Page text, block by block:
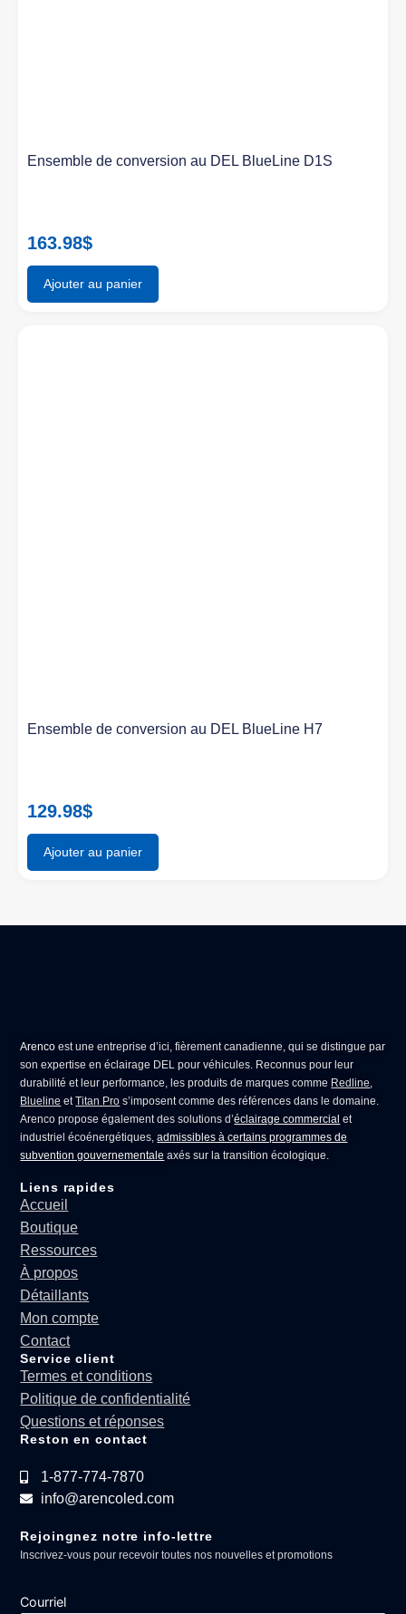
Ensemble de conversion au DEL BlueLine D1S
163.98$
Ajouter au panier
Ensemble de conversion au DEL BlueLine H7
129.98$
Ajouter au panier
Arenco est une entreprise d’ici, fièrement canadienne, qui se distingue par
son expertise enéclairage DEL pour véhicules. Reconnus pour leur
durabilité et leur performance, les produits de marques comme Redline,
Blueline etTitan Pro s’imposent comme des références dans le domaine.
Arenco propose également des solutions d’éclairage commercial et
industriel écoénergétiques,admissibles à certains programmes de
subvention gouvernementale axés sur la transition écologique.
Liens rapides
Accueil
Boutique
Ressources
À propos
Détaillants
Mon compte
Contact
Service client
Termes et conditions
Politique de confidentialité
Questions et réponses
Reston en contact
1-877-774-7870
info@arencoled.com
Rejoingnez notre info-lettre
Inscrivez-vous pour recevoir toutes nos nouvelles et promotions
Courriel